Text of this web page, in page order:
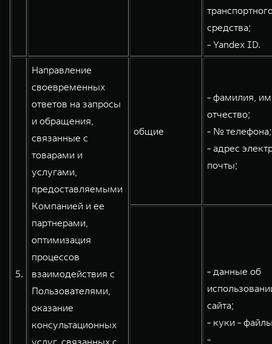
средства;
- Yandex ID.
5.
Направление
своевременных
ответов на запросы
и обращения,
связанные с
товарами и
услугами,
предоставляемыми
Компанией и ее
партнерами,
оптимизация
процессов
взаимодействия с
Пользователями,
оказание
консультационных
услуг, связанных с
общие
- фамилия,
отчество;
- № телефона;
- адрес
почты;
- данные об
сайта;
- куки -
-